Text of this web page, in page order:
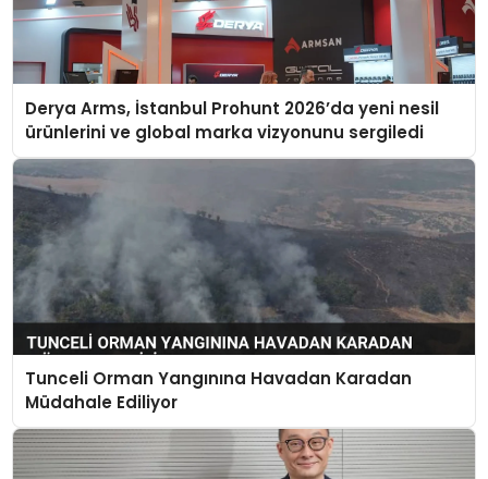
Derya Arms, İstanbul Prohunt 2026’da yeni nesil
ürünlerini ve global marka vizyonunu sergiledi
Tunceli Orman Yangınına Havadan Karadan
Müdahale Ediliyor